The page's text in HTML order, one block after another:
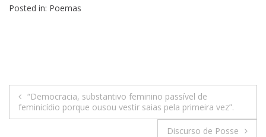
Posted in: Poemas
Navegação
de
“Democracia, substantivo feminino passível de
feminicídio porque ousou vestir saias pela primeira vez”.
Discurso de Posse